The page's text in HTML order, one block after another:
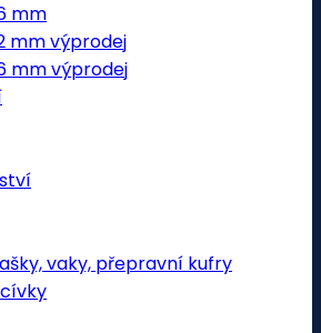
mm
mm výprodej
mm výprodej
vaky, přepravní kufry